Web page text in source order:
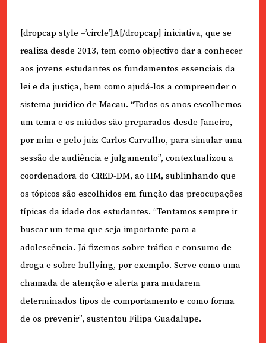
[dropcap style =’circle’]A[/dropcap] iniciativa, que se
realiza desde 2013, tem como objectivo dar a conhecer
aos jovens estudantes os fundamentos essenciais da
lei e da justiça, bem como ajudá-los a compreender o
sistema jurídico de Macau. “Todos os anos escolhemos
um tema e os miúdos são preparados desde Janeiro,
por mim e pelo juiz Carlos Carvalho, para simular uma
sessão de audiência e julgamento”, contextualizou a
coordenadora do CRED-DM, ao HM, sublinhando que
os tópicos são escolhidos em função das preocupações
típicas da idade dos estudantes. “Tentamos sempre ir
buscar um tema que seja importante para a
adolescência. Já fizemos sobre tráfico e consumo de
droga e sobre bullying, por exemplo. Serve como uma
chamada de atenção e alerta para mudarem
determinados tipos de comportamento e como forma
de os prevenir”, sustentou Filipa Guadalupe.